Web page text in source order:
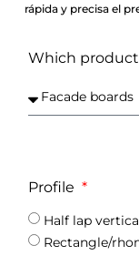
rápida y precisa el
Which
Profile
Half lap
Rectangle/